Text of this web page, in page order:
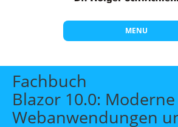
MENU
Start
Themen
Beratung
Fachbuch
Blazor 10.0: Moderne
Webanwendungen